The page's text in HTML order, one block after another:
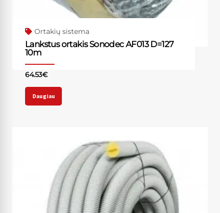
Ortakių sistema
Lankstus ortakis Sonodec AF013 D=127
10m
64.53€
Daugiau